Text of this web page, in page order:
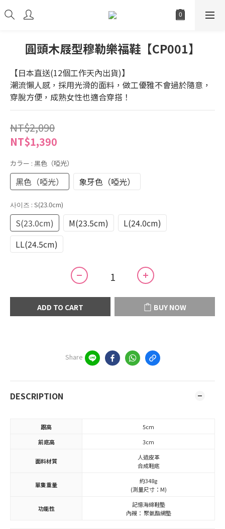
圓頭木屐型穆勒樂福鞋【CP001】
【日本直送(12個工作天內出貨)】
潮流懶人感，採用光滑的面料，做工優雅不會過於隨意，
穿脫方便，成熟女性也適合穿搭！
NT$2,090
NT$1,390
カラー : 黑色（啞光）
黑色（啞光） 象牙色（啞光）
사이즈 : S(23.0cm)
S(23.0cm) M(23.5cm)
L(24.0cm)
LL(24.5cm)
ADD TO CART BUY NOW
Share
DESCRIPTION
跟高
5cm
前底高
3cm
面料材質
人造皮革
合成鞋底
單隻重量
約348g
(測量尺寸：M)
功能性
記憶海綿鞋墊
內襯： 聚氨酯網墊